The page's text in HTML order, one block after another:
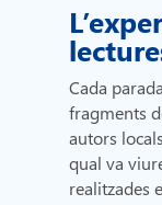
Cada
fragments
autors
qual va
realitzades